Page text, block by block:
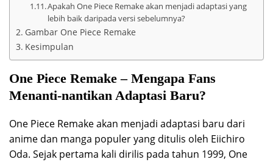
Apakah One Piece Remake akan menjadi adaptasi yang
lebih baik daripada versi sebelumnya?
Gambar One Piece Remake
Kesimpulan
One Piece Remake – Mengapa Fans
Menanti-nantikan Adaptasi Baru?
One Piece Remake akan menjadi adaptasi baru dari
anime dan manga populer yang ditulis oleh Eiichiro
Oda. Sejak pertama kali dirilis pada tahun 1999, One